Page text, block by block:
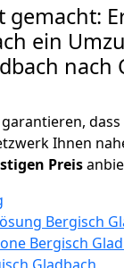
gemacht:
ein
nach
Ihnen
Preis
Bergisch
Bergisch
Gladbach